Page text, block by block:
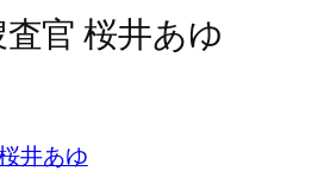
官 桜井あゆ
井あゆ